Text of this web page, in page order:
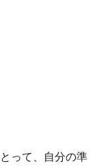
って、自分の準